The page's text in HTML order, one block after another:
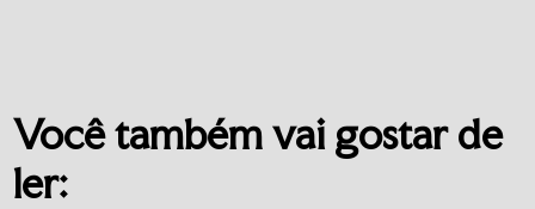
Você também vai gostar de
ler: